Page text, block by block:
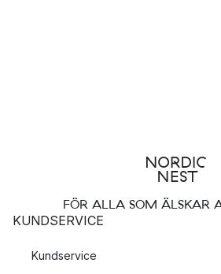
FÖR ALLA SOM ÄLSKAR
KUNDSERVICE
Kundservice